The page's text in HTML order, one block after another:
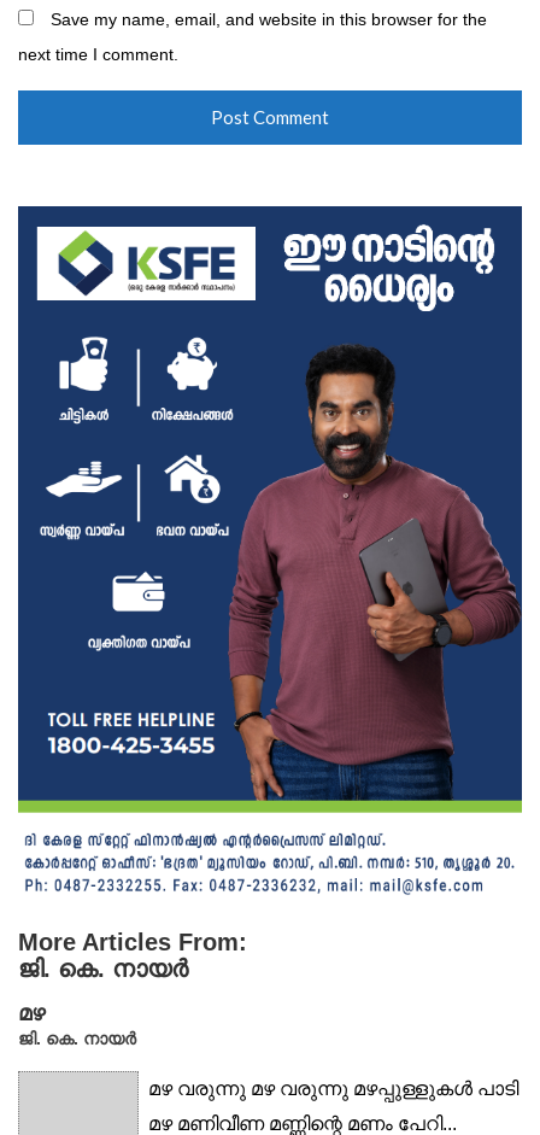
Save my name, email, and website in this browser for the
next time I comment.
More Articles From:
ജി. കെ. നായര്‍
മഴ
ജി. കെ. നായര്‍
മഴ വരുന്നു മഴ വരുന്നു മഴപ്പുള്ളുകള്‍ പാടി
മഴ മണിവീണ മണ്ണിന്റെ മണം പേറി...